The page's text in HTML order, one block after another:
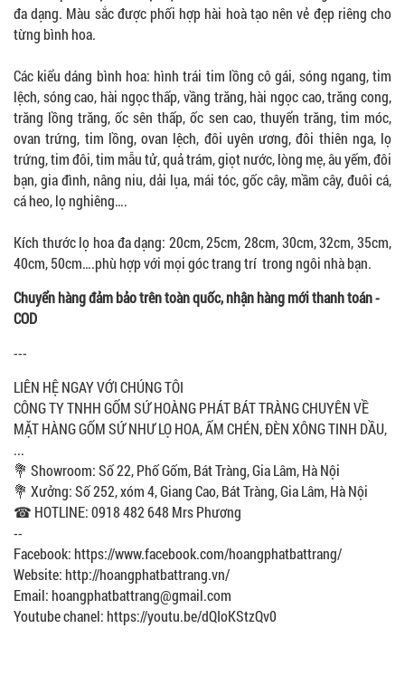
đa dạng. Màu sắc được phối hợp hài hoà tạo nên vẻ đẹp riêng cho
từng bình hoa.
Các kiểu dáng bình hoa: hình trái tim lồng cô gái, sóng ngang, tim
lệch, sóng cao, hài ngọc thấp, vầng trăng, hài ngọc cao, trăng cong,
trăng lồng trăng, ốc sên thấp, ốc sen cao, thuyển trăng, tim móc,
ovan trứng, tim lồng, ovan lệch, đôi uyên ương, đôi thiên nga, lọ
trứng, tim đôi, tim mẫu tử, quả trám, giọt nước, lòng mẹ, âu yếm, đôi
bạn, gia đình, nâng niu, dải lụa, mái tóc, gốc cây, mầm cây, đuôi cá,
cá heo, lọ nghiêng….
Kích thước lọ hoa đa dạng: 20cm, 25cm, 28cm, 30cm, 32cm, 35cm,
40cm, 50cm….phù hợp với mọi góc trang trí trong ngôi nhà bạn.
Chuyển hàng đảm bảo trên toàn quốc, nhận hàng mới thanh toán -
COD
---
LIÊN HỆ NGAY VỚI CHÚNG TÔI
CÔNG TY TNHH GỐM SỨ HOÀNG PHÁT BÁT TRÀNG CHUYÊN VỀ
MẶT HÀNG GỐM SỨ NHƯ LỌ HOA, ẤM CHÉN, ĐÈN XÔNG TINH DẦU,
...
💐 Showroom: Số 22, Phố Gốm, Bát Tràng, Gia Lâm, Hà Nội
💐 Xưởng: Số 252, xóm 4, Giang Cao, Bát Tràng, Gia Lâm, Hà Nội
☎ HOTLINE: 0918 482 648 Mrs Phương
--
Facebook: https://www.facebook.com/hoangphatbattrang/
Website: http://hoangphatbattrang.vn/
Email: hoangphatbattrang@gmail.com
Youtube chanel: https://youtu.be/dQIoKStzQv0